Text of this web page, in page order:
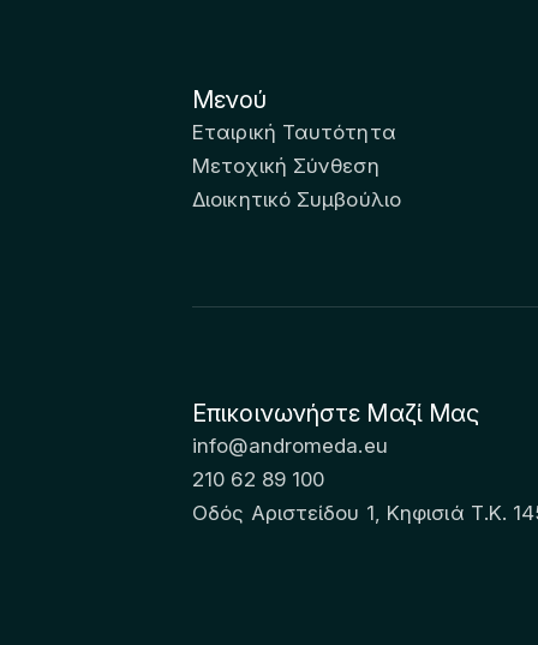
Μενού
Εταιρική Ταυτότητα
Μετοχική Σύνθεση
Διοικητικό Συμβούλιο
Επικοινωνήστε Μαζί Μας
info@andromeda.eu
210 62 89 100
Οδός Αριστείδου 1, Κηφισιά Τ.Κ.